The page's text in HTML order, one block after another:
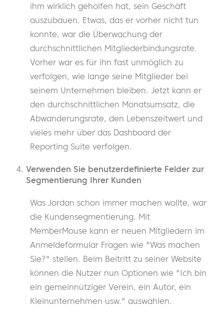
ihm wirklich geholfen hat, sein Geschäft
auszubauen. Etwas, das er vorher nicht tun
konnte, war die Überwachung der
durchschnittlichen Mitgliederbindungsrate.
Vorher war es für ihn fast unmöglich zu
verfolgen, wie lange seine Mitglieder bei
seinem Unternehmen bleiben. Jetzt kann er
den durchschnittlichen Monatsumsatz, die
Abwanderungsrate, den Lebenszeitwert und
vieles mehr über das Dashboard der
Reporting Suite verfolgen.
Verwenden Sie benutzerdefinierte Felder zur
Segmentierung Ihrer Kunden
Was Jordan schon immer machen wollte, war
die Kundensegmentierung. Mit
MemberMouse kann er neuen Mitgliedern im
Anmeldeformular Fragen wie "Was machen
Sie?" stellen. Beim Beitritt zu seiner Website
können die Nutzer nun Optionen wie "Ich bin
ein gemeinnütziger Verein, ein Autor, ein
Kleinunternehmen usw." auswählen.